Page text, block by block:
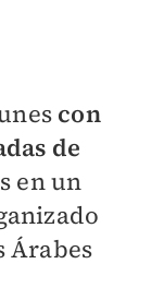
con
de
en un
Árabes